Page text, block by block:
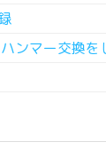
マー交換を